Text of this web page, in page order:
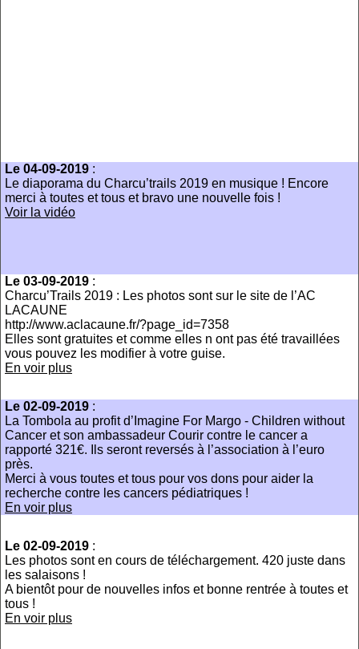
Le 04-09-2019 :
Le diaporama du Charcu’trails 2019 en musique ! Encore
merci à toutes et tous et bravo une nouvelle fois !
Voir la vidéo
Le 03-09-2019 :
Charcu’Trails 2019 : Les photos sont sur le site de l’AC
LACAUNE
http://www.aclacaune.fr/?page_id=7358
Elles sont gratuites et comme elles n ont pas été travaillées
vous pouvez les modifier à votre guise.
En voir plus
Le 02-09-2019 :
La Tombola au profit d’Imagine For Margo - Children without
Cancer et son ambassadeur Courir contre le cancer a
rapporté 321€. Ils seront reversés à l’association à l’euro
près.
Merci à vous toutes et tous pour vos dons pour aider la
recherche contre les cancers pédiatriques !
En voir plus
Le 02-09-2019 :
Les photos sont en cours de téléchargement. 420 juste dans
les salaisons !
A bientôt pour de nouvelles infos et bonne rentrée à toutes et
tous !
En voir plus